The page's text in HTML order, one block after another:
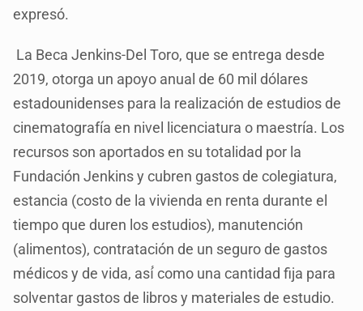
expresó.
La Beca Jenkins-Del Toro, que se entrega desde
2019, otorga un apoyo anual de 60 mil dólares
estadounidenses para la realización de estudios de
cinematografía en nivel licenciatura o maestría. Los
recursos son aportados en su totalidad por la
Fundación Jenkins y cubren gastos de colegiatura,
estancia (costo de la vivienda en renta durante el
tiempo que duren los estudios), manutención
(alimentos), contratación de un seguro de gastos
médicos y de vida, así́ como una cantidad fija para
solventar gastos de libros y materiales de estudio.